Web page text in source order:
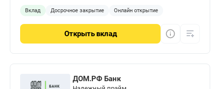
Вклад Досрочное закрытие Онлайн открытие
Открыть вклад
ДОМ.РФ Банк